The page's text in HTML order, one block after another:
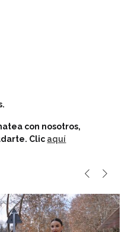
con nosotros,
Clic aquí